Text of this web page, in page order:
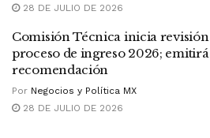
28 DE JULIO DE 2026
Comisión Técnica inicia
proceso de ingreso 2026; emitirá
recomendación
Por Negocios y Política MX
28 DE JULIO DE 2026